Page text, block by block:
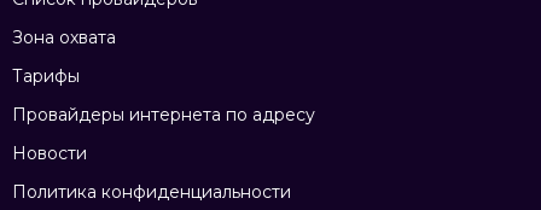
Зона охвата
Тарифы
Провайдеры интернета по адресу
Новости
Политика конфиденциальности